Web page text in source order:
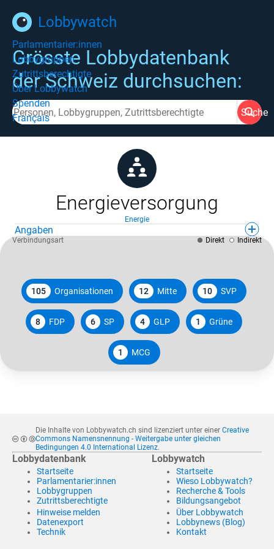
Lobbywatch
Parlamentarier:innen
Lobbygruppen
Zutrittsberechtigte
Über Lobbywatch
Spenden
Français
Grösste Lobbydatenbank
der Schweiz durchsuchen:
Suche
Energieversorgung
Energie
Angaben
105 Organisationen 12 Mitte 10 SVP
8 FDP 6 SP 4 GLP 1 Grüne
1 MCG
Verbindungsart Direkt Indirekt
Die Inhalte von Lobbywatch.ch sind lizenziert unter einer Creative
Commons Namensnennung - Weitergabe unter gleichen
Bedingungen 4.0 International Lizenz.
Lobbydatenbank
Startseite
Parlamentarier:innen
Lobbygruppen
Zutrittsberechtigte
Hinweise melden
Datenexport
Technik
Lobbywatch
Startseite
Wieso Lobbywatch?
Recherche & Tools
Bildungsangebot
Über Lobbywatch
Lobbynews (Blog)
Kontakt